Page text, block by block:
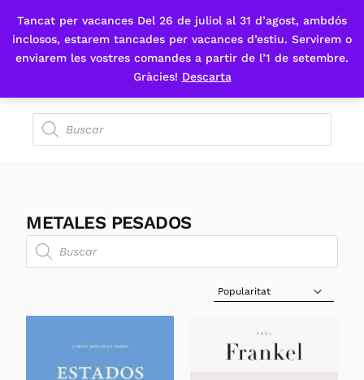
Tancat per vacances Del 26 de juliol al 31 d’agost, ambdós
inclosos, estarem tancades per vacances d’estiu. Servirem o
enviarem les vostres comandes a partir de l’1 de setembre.
Gràcies! Descarta
Fes-te'n sòcia
METALES PESADOS
Sort Products